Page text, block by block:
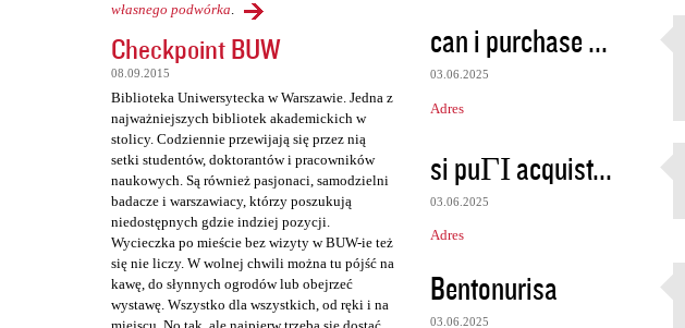
własnego podwórka.
Checkpoint BUW
08.09.2015
Biblioteka Uniwersytecka w Warszawie. Jedna z
najważniejszych bibliotek akademickich w
stolicy. Codziennie przewijają się przez nią
setki studentów, doktorantów i pracowników
naukowych. Są również pasjonaci, samodzielni
badacze i warszawiacy, którzy poszukują
niedostępnych gdzie indziej pozycji.
Wycieczka po mieście bez wizyty w BUW-ie też
się nie liczy. W wolnej chwili można tu pójść na
kawę, do słynnych ogrodów lub obejrzeć
wystawę. Wszystko dla wszystkich, od ręki i na
can i purchase ...
03.06.2025
Adres
si puГІ acquist...
03.06.2025
Adres
Bentonurisa
03.06.2025